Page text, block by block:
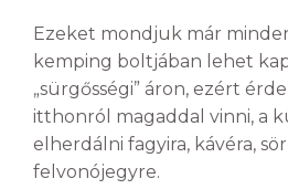
Ezeket mondjuk már
kemping boltjában lehet
„sürgősségi” áron, ezért
itthonról magaddal vinni, a
elherdálni fagyira, kávéra,
felvonójegyre.